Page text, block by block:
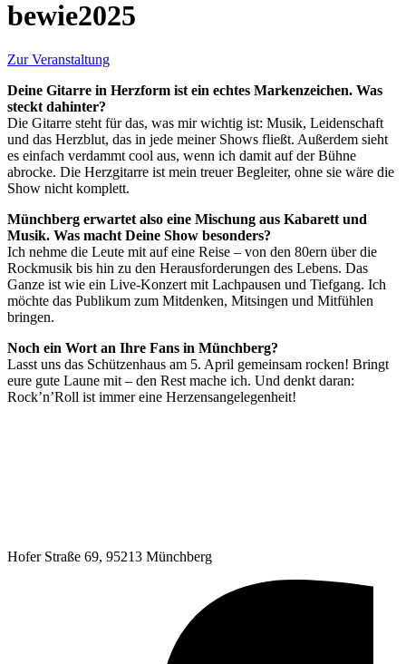
bewie2025
Zur Veranstaltung
Deine Gitarre in Herzform ist ein echtes Markenzeichen. Was
steckt dahinter?
Die Gitarre steht für das, was mir wichtig ist: Musik, Leidenschaft
und das Herzblut, das in jede meiner Shows fließt. Außerdem sieht
es einfach verdammt cool aus, wenn ich damit auf der Bühne
abrocke. Die Herzgitarre ist mein treuer Begleiter, ohne sie wäre die
Show nicht komplett.
Münchberg erwartet also eine Mischung aus Kabarett und
Musik. Was macht Deine Show besonders?
Ich nehme die Leute mit auf eine Reise – von den 80ern über die
Rockmusik bis hin zu den Herausforderungen des Lebens. Das
Ganze ist wie ein Live-Konzert mit Lachpausen und Tiefgang. Ich
möchte das Publikum zum Mitdenken, Mitsingen und Mitfühlen
bringen.
Noch ein Wort an Ihre Fans in Münchberg?
Lasst uns das Schützenhaus am 5. April gemeinsam rocken! Bringt
eure gute Laune mit – den Rest mache ich. Und denkt daran:
Rock’n’Roll ist immer eine Herzensangelegenheit!
Hofer Straße 69, 95213 Münchberg